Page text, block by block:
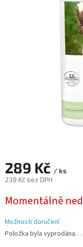
289 Kč / ks
239 Kč bez DPH
cena:
Momentálně
Možnosti doručení
Položka byla vyprodána…